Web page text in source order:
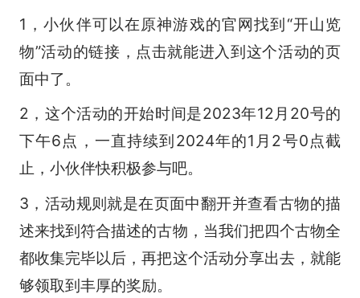
1，小伙伴可以在原神游戏的官网找到“开山览
物”活动的链接，点击就能进入到这个活动的页
面中了。
2，这个活动的开始时间是2023年12月20号的
下午6点，一直持续到2024年的1月2号0点截
止，小伙伴快积极参与吧。
3，活动规则就是在页面中翻开并查看古物的描
述来找到符合描述的古物，当我们把四个古物全
都收集完毕以后，再把这个活动分享出去，就能
够领取到丰厚的奖励。